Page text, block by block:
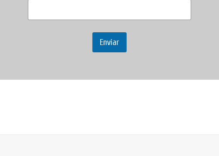
Enviar